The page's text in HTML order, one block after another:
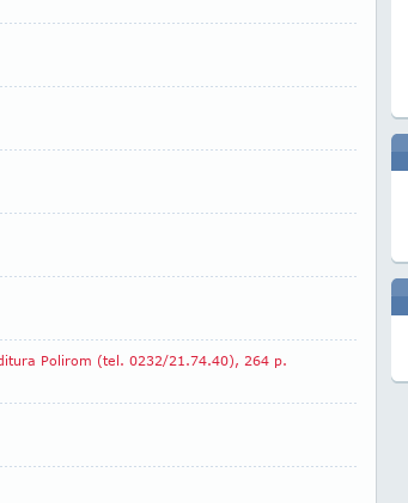
Polirom (tel. 0232/21.74.40), 264 p.